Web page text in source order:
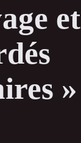
et
»